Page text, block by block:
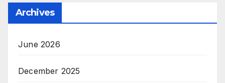
Archives
June 2026
December 2025